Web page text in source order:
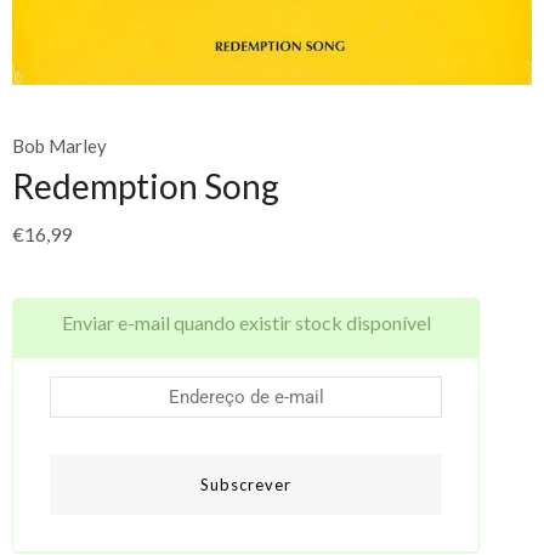
Bob Marley
Redemption Song
€16,99
Enviar e-mail quando existir stock disponível
Subscrever